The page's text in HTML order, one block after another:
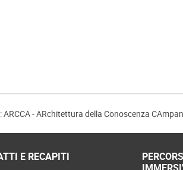
- ARchitettura della Conoscenza
E RECAPITI